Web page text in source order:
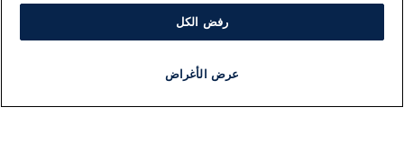
رفض الكل
عرض الأغراض